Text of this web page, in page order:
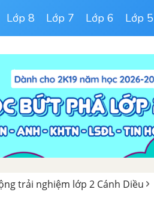
Lớp 8 Lớp 7 Lớp 6 Lớp 5
trải nghiệm lớp 2 Cánh Diều